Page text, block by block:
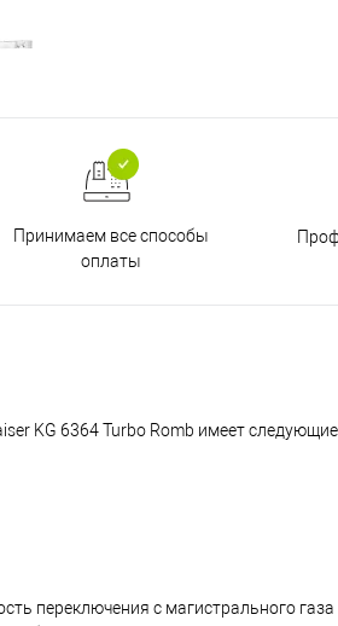
Принимаем все способы
оплаты
KG 6364 Turbo Romb имеет
переключения с магистрального